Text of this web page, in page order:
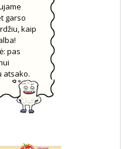
garso
kaip
pas
atsako.